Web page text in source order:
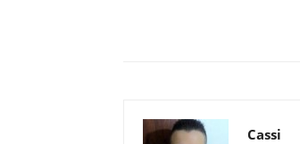
Cassi